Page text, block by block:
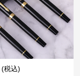
(税込)